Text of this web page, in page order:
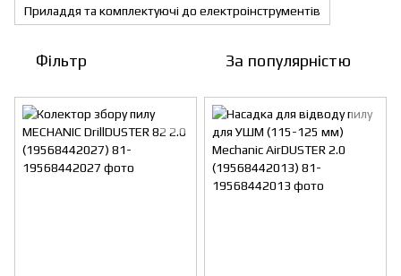
Приладдя та комплектуючі до електроінструментів
Фільтр За популярністю